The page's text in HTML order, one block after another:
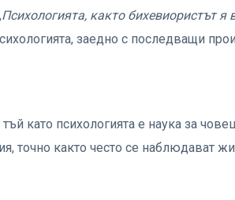
Психологията, както бихевиористът я
заедно с последващи
тъй като психологията е наука за
точно както често се наблюдават